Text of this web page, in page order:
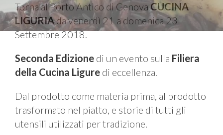
Torna al Porto Antico di GenovaCUCINA
LIGURIAda venerdì 21 a domenica 23
Settembre 2018.
Seconda Edizione di un evento sulla Filiera
della Cucina Ligure di eccellenza.
Dal prodotto come materia prima, al prodotto
trasformato nel piatto, e storie di tutti gli
utensili utilizzati per tradizione.